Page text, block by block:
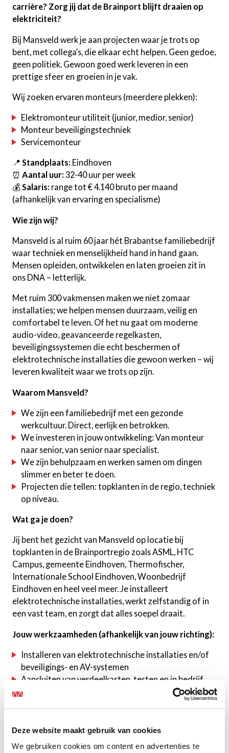
Deze website maakt gebruik van cookies
We gebruiken cookies om content en advertenties te
carrière? Zorg jij dat de Brainport blijft draaien op
elektriciteit?
Bij Mansveld werk je aan projecten waar je trots op
bent, met collega’s, die elkaar echt helpen. Geen gedoe,
geen politiek. Gewoon goed werk leveren in een
prettige sfeer en groeien in je vak.
Wij zoeken ervaren monteurs (meerdere plekken):
Elektromonteur utiliteit (junior, medior, senior)
Monteur beveiligingstechniek
Servicemonteur
📍Standplaats: Eindhoven
⏰Aantal uur: 32-40 uur per week
💰Salaris: range tot € 4.140 bruto per maand
(afhankelijk van ervaring en specialisme)
Wie zijn wij?
Mansveld is al ruim 60 jaar hét Brabantse familiebedrijf
waar techniek en menselijkheid hand in hand gaan.
Mensen opleiden, ontwikkelen en laten groeien zit in
ons DNA – letterlijk.
Met ruim 300 vakmensen maken we niet zomaar
installaties; we helpen mensen duurzaam, veilig en
comfortabel te leven. Of het nu gaat om moderne
audio-video, geavanceerde regelkasten,
beveiligingssystemen die echt beschermen of
elektrotechnische installaties die gewoon werken – wij
leveren kwaliteit waar we trots op zijn.
Waarom Mansveld?
We zijn een familiebedrijf met een gezonde
werkcultuur. Direct, eerlijk en betrokken.
We investeren in jouw ontwikkeling: Van monteur
naar senior, van senior naar specialist.
We zijn behulpzaam en werken samen om dingen
slimmer en beter te doen.
Projecten die tellen: topklanten in de regio, techniek
op niveau.
Wat ga je doen?
Jij bent het gezicht van Mansveld op locatie bij
topklanten in de Brainportregio zoals ASML, HTC
Campus, gemeente Eindhoven, Thermofischer,
Internationale School Eindhoven, Woonbedrijf
Eindhoven en heel veel meer. Je installeert
elektrotechnische installaties, werkt zelfstandig of in
een vast team, en zorgt dat alles soepel draait.
Jouw werkzaamheden (afhankelijk van jouw richting):
Installeren van elektrotechnische installaties en/of
beveiligings- en AV-systemen
Aansluiten van verdeelkasten, testen en in bedrijf
stellen
Netjes afmonteren in kasten en op locatie